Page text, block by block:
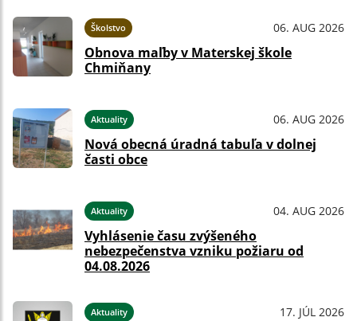
Školstvo 06. AUG 2026
Obnova maľby v Materskej škole
Chmiňany
Aktuality 06. AUG 2026
Nová obecná úradná tabuľa v dolnej
časti obce
Aktuality 04. AUG 2026
Vyhlásenie času zvýšeného
nebezpečenstva vzniku požiaru od
04.08.2026
Aktuality 17. JÚL 2026